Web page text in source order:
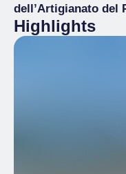
dell’Artigianato del
Highlights